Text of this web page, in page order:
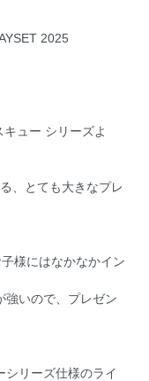
2025
ュー シリーズよ
、とても大きなプレ
様にはなかなかイン
強いので、プレゼン
シリーズ仕様のライ